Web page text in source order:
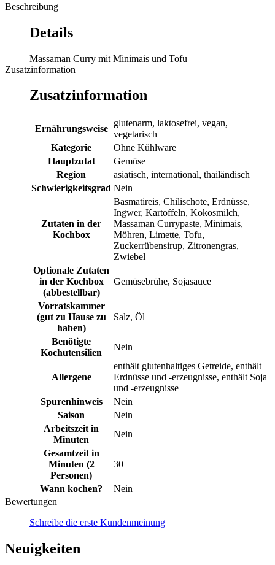
Beschreibung
Details
Massaman Curry mit Minimais und Tofu
Zusatzinformation
Zusatzinformation
Ernährungsweise
glutenarm, laktosefrei, vegan,
vegetarisch
Kategorie
Ohne Kühlware
Hauptzutat
Gemüse
Region
asiatisch, international, thailändisch
Schwierigkeitsgrad Nein
Zutaten in der
Kochbox
Basmatireis, Chilischote, Erdnüsse,
Ingwer, Kartoffeln, Kokosmilch,
Massaman Currypaste, Minimais,
Möhren, Limette, Tofu,
Zuckerrübensirup, Zitronengras,
Zwiebel
Optionale Zutaten
in der Kochbox
(abbestellbar)
Gemüsebrühe, Sojasauce
Vorratskammer
(gut zu Hause zu
haben)
Salz, Öl
Benötigte
Kochutensilien
Nein
Allergene
enthält glutenhaltiges Getreide, enthält
Erdnüsse und -erzeugnisse, enthält Soja
und -erzeugnisse
Spurenhinweis
Nein
Saison
Nein
Arbeitszeit in
Minuten
Nein
Gesamtzeit in
Minuten (2
Personen)
30
Wann kochen?
Nein
Bewertungen
Schreibe die erste Kundenmeinung
Neuigkeiten